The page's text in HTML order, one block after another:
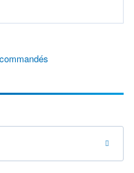
(PH4J 8752) (PH5J